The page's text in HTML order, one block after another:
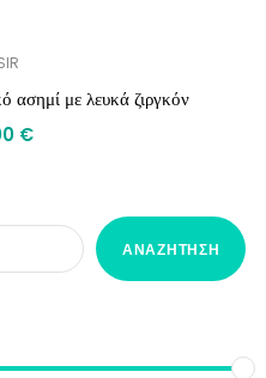
ασημί με λευκά ζιργκόν
€
ΑΝΑΖΉΤΗΣΗ